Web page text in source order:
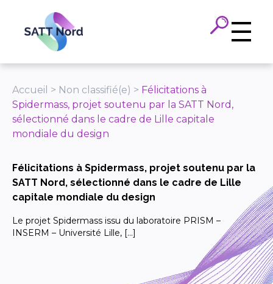
Accueil > Non classifié(e) > Félicitations à
Spidermass, projet soutenu par la SATT Nord,
sélectionné dans le cadre de Lille capitale
mondiale du design
Félicitations à Spidermass, projet soutenu par la
SATT Nord, sélectionné dans le cadre de Lille
capitale mondiale du design
Le projet Spidermass issu du laboratoire PRISM –
INSERM – Université Lille, […]